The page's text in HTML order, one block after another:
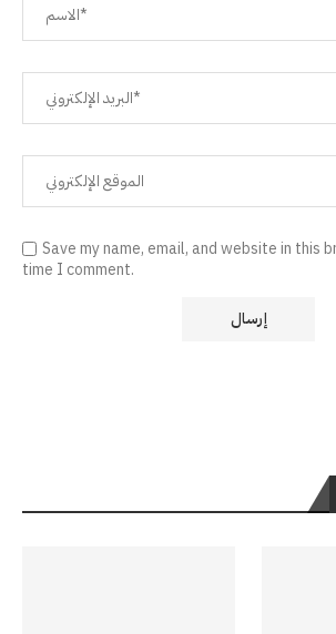
Save my name, email, and website in this
time I comment.